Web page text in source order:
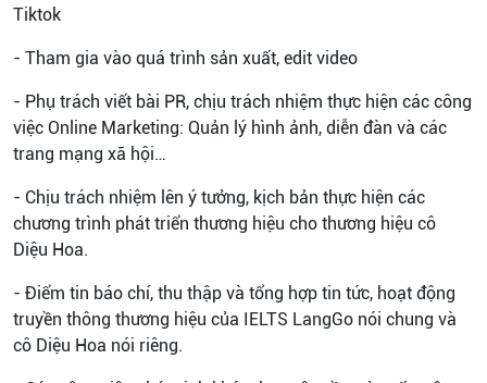
Tiktok
- Tham gia vào quá trình sản xuất, edit video
- Phụ trách viết bài PR, chịu trách nhiệm thực hiện các công
việc Online Marketing: Quản lý hình ảnh, diễn đàn và các
trang mạng xã hội…
- Chịu trách nhiệm lên ý tưởng, kịch bản thực hiện các
chương trình phát triển thương hiệu cho thương hiệu cô
Diệu Hoa.
- Điểm tin báo chí, thu thập và tổng hợp tin tức, hoạt động
truyền thông thương hiệu của IELTS LangGo nói chung và
cô Diệu Hoa nói riêng.